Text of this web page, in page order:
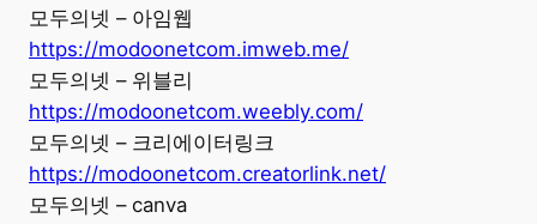
모두의넷 – 아임웹
https://modoonetcom.imweb.me/
모두의넷 – 위블리
https://modoonetcom.weebly.com/
모두의넷 – 크리에이터링크
https://modoonetcom.creatorlink.net/
모두의넷 – canva